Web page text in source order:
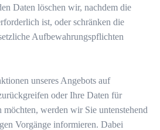
Daten löschen wir, nachdem die
ist, oder schränken die
Aufbewahrungspflichten
unseres Angebots auf
oder Ihre Daten für
werden wir Sie untenstehend
Vorgänge informieren. Dabei